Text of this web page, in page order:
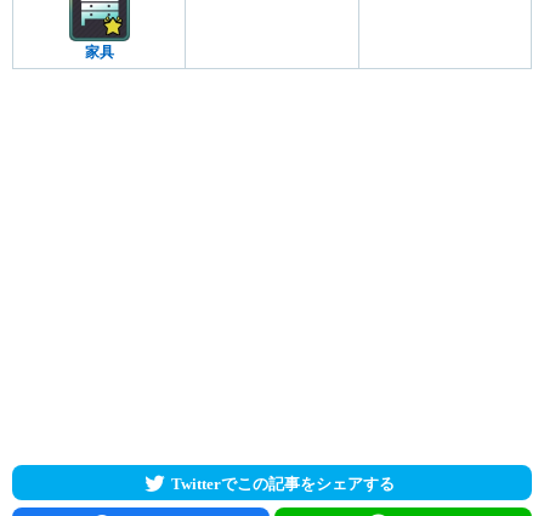
家具
Twitterでこの記事をシェアする